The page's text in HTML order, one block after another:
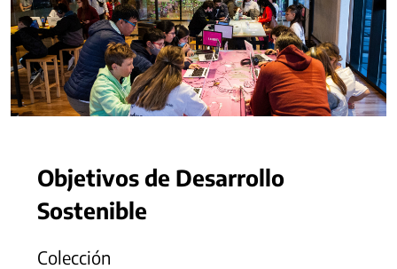
Objetivos de Desarrollo
Sostenible
Colección